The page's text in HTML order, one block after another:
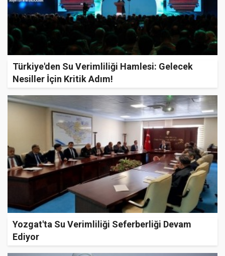
Türkiye'den Su Verimliliği Hamlesi: Gelecek
Nesiller İçin Kritik Adım!
Yozgat'ta Su Verimliliği Seferberliği Devam
Ediyor